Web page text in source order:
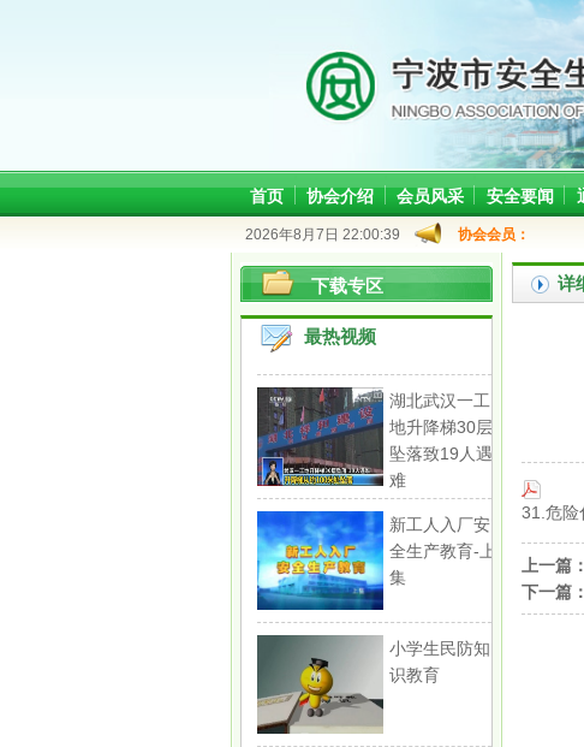
首页 协会介绍 会员风采 安全要闻
2026年8月7日 22:00:39 协会会员：
下载专区
最热视频
湖北武汉一工
地升降梯30层
坠落致19人遇
难
新工人入厂安
全生产教育-上
集
小学生民防知
识教育
详
31.危险
上一篇
下一篇